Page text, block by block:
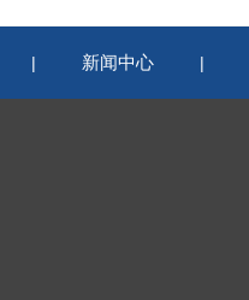
| 新闻中心 |